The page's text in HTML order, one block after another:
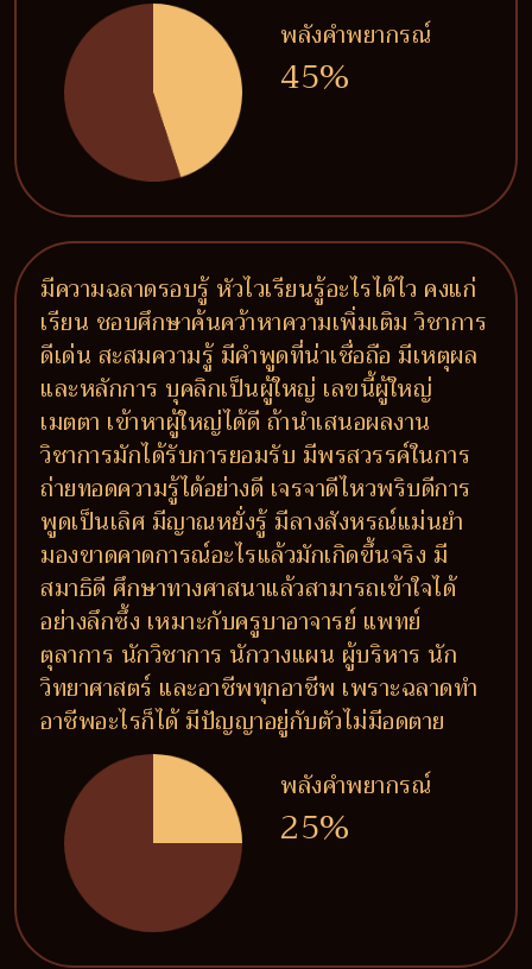
พลังคำพยากรณ์
45%
มีความฉลาดรอบรู้ หัวไวเรียนรู้อะไรได้ไว คงแก่
เรียน ชอบศึกษาค้นคว้าหาความเพิ่มเติม วิชาการ
ดีเด่น สะสมความรู้ มีคำพูดที่น่าเชื่อถือ มีเหตุผล
และหลักการ บุคลิกเป็นผู้ใหญ่ เลขนี้ผู้ใหญ่
เมตตา เข้าหาผู้ใหญ่ได้ดี ถ้านำเสนอผลงาน
วิชาการมักได้รับการยอมรับ มีพรสวรรค์ในการ
ถ่ายทอดความรู้ได้อย่างดี เจรจาดีไหวพริบดีการ
พูดเป็นเลิศ มีญาณหยั่งรู้ มีลางสังหรณ์แม่นยำ
มองขาดคาดการณ์อะไรแล้วมักเกิดขึ้นจริง มี
สมาธิดี ศึกษาทางศาสนาแล้วสามารถเข้าใจได้
อย่างลึกซึ้ง เหมาะกับครูบาอาจารย์ แพทย์
ตุลาการ นักวิชาการ นักวางแผน ผู้บริหาร นัก
วิทยาศาสตร์ และอาชีพทุกอาชีพ เพราะฉลาดทำ
อาชีพอะไรก็ได้ มีปัญญาอยู่กับตัวไม่มีอดตาย
พลังคำพยากรณ์
25%